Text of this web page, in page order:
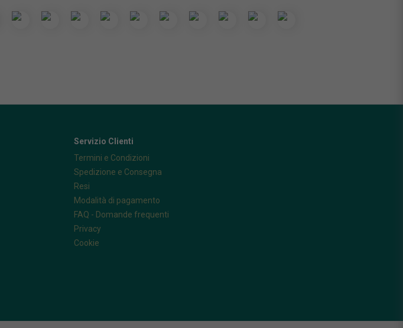
Servizio Clienti
Termini e Condizioni
Spedizione e Consegna
Resi
Modalità di pagamento
FAQ - Domande frequenti
Privacy
Cookie